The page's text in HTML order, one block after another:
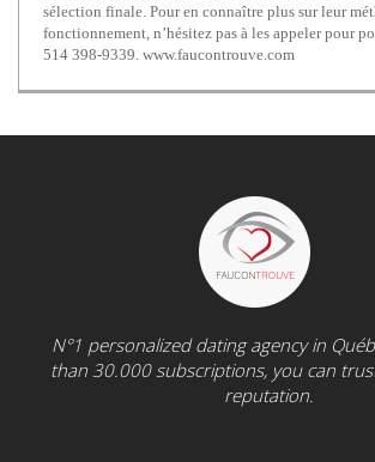
sélection finale. Pour en connaître plus sur leur
fonctionnement, n’hésitez pas à les appeler pour
514 398-9339. www.faucontrouve.com
N°1 personalized dating agency in
than 30.000 subscriptions, you can
reputation.